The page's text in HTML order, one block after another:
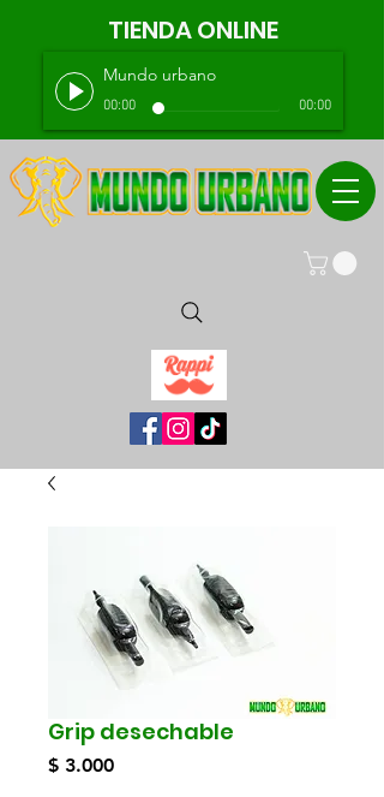
TIENDA ONLINE
Mundo urbano
00:00 00:00
Grip desechable
$ 3.000Precio